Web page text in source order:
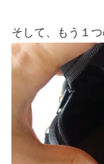
そして、もう１